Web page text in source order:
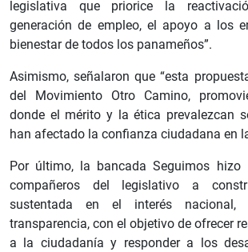
legislativa que priorice la
generación de empleo, el apoyo a los
bienestar de todos los panameños”.
Asimismo, señalaron que “esta
del Movimiento Otro Camino,
donde el mérito y la ética prevalezcan
han afectado la confianza ciudadana en
Por último, la bancada Seguimos
compañeros del legislativo a
sustentada en el interés
transparencia, con el objetivo de ofrecer
a la ciudadanía y responder a los